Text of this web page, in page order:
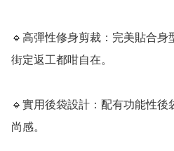
🔹高彈性修身剪裁：完美貼合
街定返工都咁自在。
🔹實用後袋設計：配有功能性
尚感。